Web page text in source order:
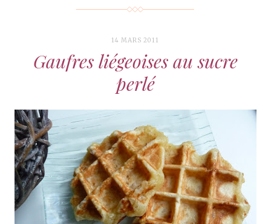
14 MARS 2011
Gaufres liégeoises au sucre
perlé